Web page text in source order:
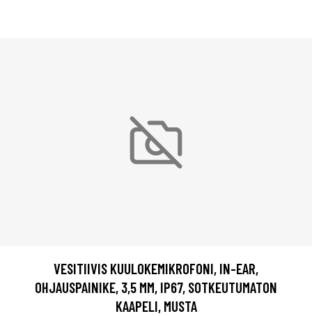
VESITIIVIS KUULOKEMIKROFONI, IN-EAR,
OHJAUSPAINIKE, 3,5 MM, IP67, SOTKEUTUMATON
KAAPELI, MUSTA